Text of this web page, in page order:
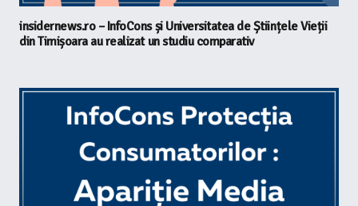
insidernews.ro – InfoCons și Universitatea de Științele Vieții
din Timișoara au realizat un studiu comparativ